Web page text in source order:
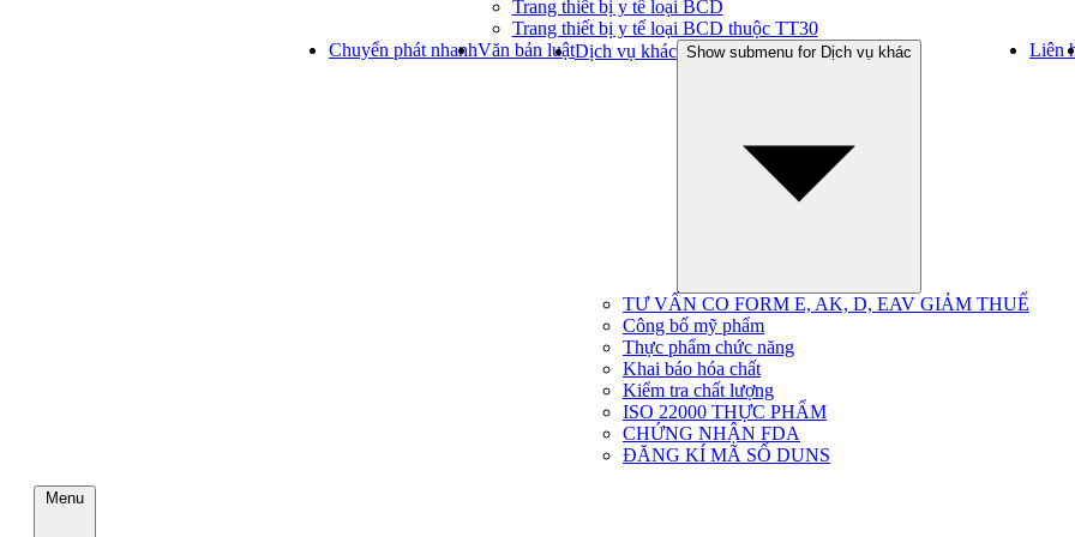
Trang thiết bị y tế loại BCD
Trang thiết bị y tế loại BCD thuộc TT30
Chuyển phát nhanhVăn bản luậtDịch vụ khác Show submenu for Dịch vụ khác
TƯ VẤN CO FORM E, AK, D, EAV GIẢM THUẾ
Công bố mỹ phẩm
Thực phẩm chức năng
Khai báo hóa chất
Kiểm tra chất lượng
ISO 22000 THỰC PHẨM
CHỨNG NHẬN FDA
ĐĂNG KÍ MÃ SỐ DUNS
Liên
Menu